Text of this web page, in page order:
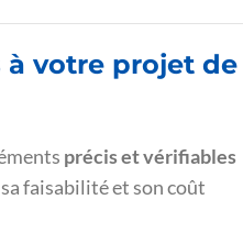
à votre projet de
précis et vérifiables
faisabilité et son coût